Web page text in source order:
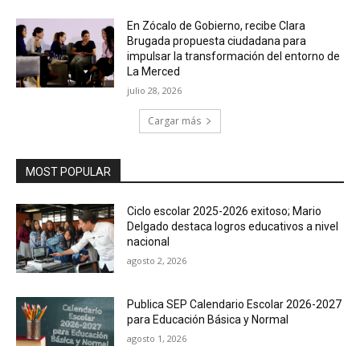
En Zócalo de Gobierno, recibe Clara
Brugada propuesta ciudadana para
impulsar la transformación del entorno de
La Merced
julio 28, 2026
Cargar más
MOST POPULAR
Ciclo escolar 2025-2026 exitoso; Mario
Delgado destaca logros educativos a nivel
nacional
agosto 2, 2026
Publica SEP Calendario Escolar 2026-2027
para Educación Básica y Normal
agosto 1, 2026